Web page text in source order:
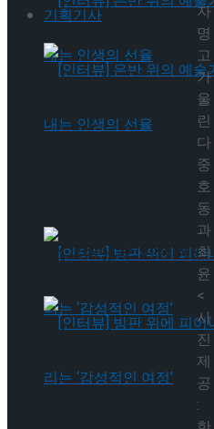
[인터뷰] 은반 위의 예
가 그려내는 인생의 선
[인터뷰] 빙판 위에 피
기획기사
[인터뷰] 은반 위의
가 그려내는 인생의
자
명
고
가
울
린
다
중
호
동
과
최
윤
<
사
진
제
공
: